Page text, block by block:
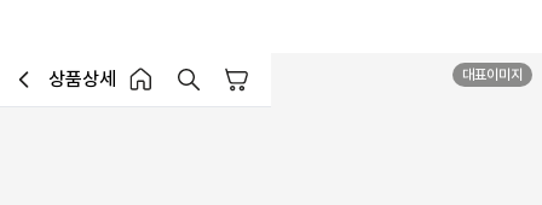
이전페이지로 이동
상품상세
홈 버튼홈 장바구니
대표이미지